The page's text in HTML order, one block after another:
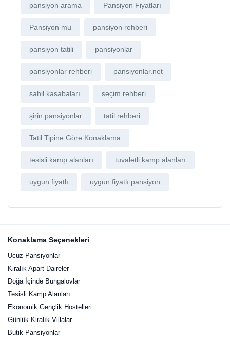
pansiyon arama Pansiyon Fiyatları
Pansiyon mu pansiyon rehberi
pansiyon tatili pansiyonlar
pansiyonlar rehberi pansiyonlar.net
sahil kasabaları seçim rehberi
şirin pansiyonlar tatil rehberi
Tatil Tipine Göre Konaklama
tesisli kamp alanları tuvaletli kamp alanları
uygun fiyatlı uygun fiyatlı pansiyon
Konaklama Seçenekleri
Ucuz Pansiyonlar
Kiralık Apart Daireler
Doğa İçinde Bungalovlar
Tesisli Kamp Alanları
Ekonomik Gençlik Hostelleri
Günlük Kiralık Villalar
Butik Pansiyonlar